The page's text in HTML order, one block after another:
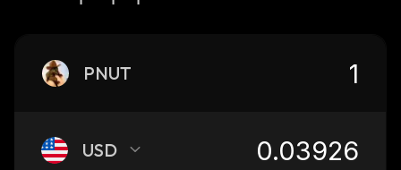
PNUT
USD